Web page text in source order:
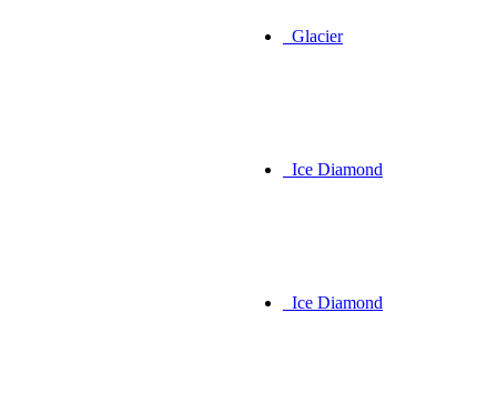
Glacier
Ice Diamond
Ice Diamond